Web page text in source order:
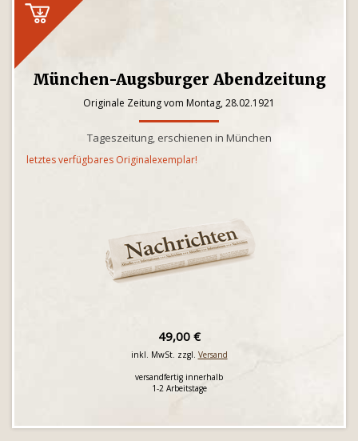
München-Augsburger Abendzeitung
Originale Zeitung vom Montag, 28.02.1921
Tageszeitung, erschienen in München
letztes verfügbares Originalexemplar!
49,00 €
inkl. MwSt. zzgl. Versand
versandfertig innerhalb
1-2 Arbeitstage